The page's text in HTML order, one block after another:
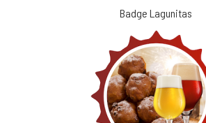
Badge Lagunitas